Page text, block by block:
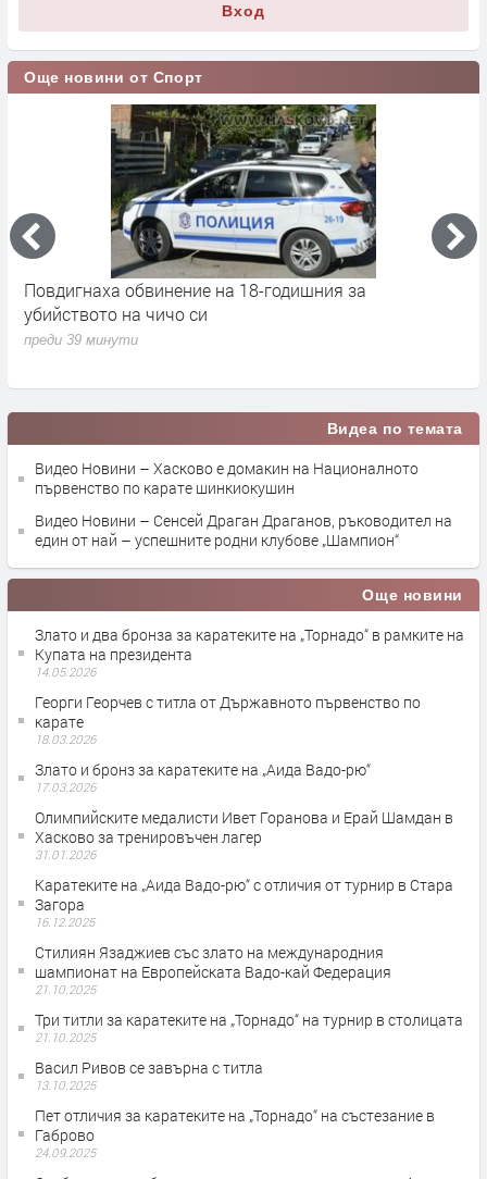
Вход
Още новини от Спорт
Повдигнаха обвинение на 18-годишния за
убийството на чичо си
преди 39 минути
Видеа по темата
Видео Новини – Хасково е домакин на Националното
първенство по карате шинкиокушин
Видео Новини – Сенсей Драган Драганов, ръководител на
един от най – успешните родни клубове „Шампион“
Още новини
Злато и два бронза за каратеките на „Торнадо“ в рамките на
Купата на президента
14.05.2026
Георги Георчев с титла от Държавното първенство по
карате
18.03.2026
Злато и бронз за каратеките на „Аида Вадо-рю“
17.03.2026
Олимпийските медалисти Ивет Горанова и Ерай Шамдан в
Хасково за тренировъчен лагер
31.01.2026
Каратеките на „Аида Вадо-рю“ с отличия от турнир в Стара
Загора
16.12.2025
Стилиян Язаджиев със злато на международния
шампионат на Европейската Вадо-кай Федерация
21.10.2025
Три титли за каратеките на „Торнадо“ на турнир в столицата
21.10.2025
Васил Ривов се завърна с титла
13.10.2025
Пет отличия за каратеките на „Торнадо“ на състезание в
Габрово
24.09.2025